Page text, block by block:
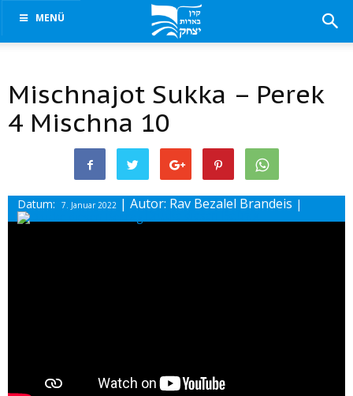
MENÜ
Mischnajot Sukka – Perek
4 Mischna 10
Datum: 7. Januar 2022 | Autor: Rav Bezalel Brandeis |